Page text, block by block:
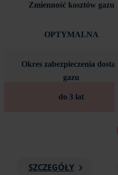
Zmienność kosztów gazu
OPTYMALNA
Okres zabezpieczenia dostaw
gazu
do 3 lat
SZCZEGÓŁY